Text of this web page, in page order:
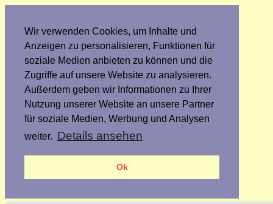
Wir verwenden Cookies, um Inhalte und
Anzeigen zu personalisieren, Funktionen für
soziale Medien anbieten zu können und die
Zugriffe auf unsere Website zu analysieren.
Außerdem geben wir Informationen zu Ihrer
Nutzung unserer Website an unsere Partner
für soziale Medien, Werbung und Analysen
weiter. Details ansehen
Ok